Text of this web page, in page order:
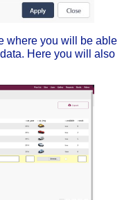
where you will be
Here you will also